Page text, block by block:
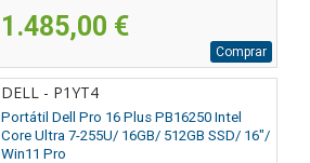
1.485,00 €
Comprar
DELL - P1YT4
Portátil Dell Pro 16 Plus PB16250 Intel
Core Ultra 7-255U/ 16GB/ 512GB SSD/ 16"/
Win11 Pro